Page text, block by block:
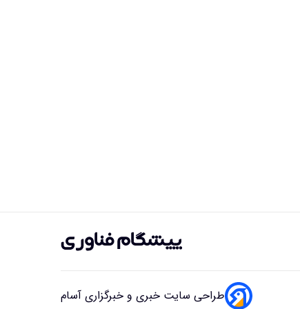
طراحی سایت خبری و خبرگزاری آسام